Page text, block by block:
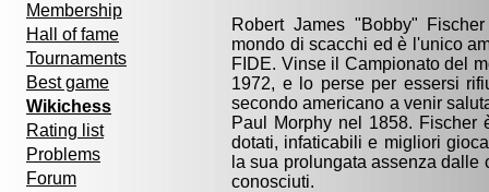
Membership
Hall of fame
Tournaments
Best game
Wikichess
Rating list
Problems
Forum
Robert James "Bobby"
mondo di scacchi ed è l'unico
FIDE. Vinse il Campionato del
1972, e lo perse per essersi
secondo americano a venir
Paul Morphy nel 1858.
dotati, infaticabili e migliori
la sua prolungata assenza
conosciuti.